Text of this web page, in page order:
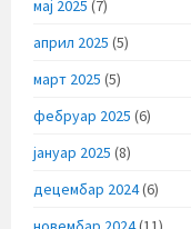
мај 2025 (7)
април 2025 (5)
март 2025 (5)
фебруар 2025 (6)
јануар 2025 (8)
децембар 2024(6)